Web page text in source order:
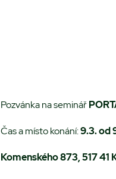
Pozvánka na seminář
Čas a místo konání:9.3. od
Komenského 873, 517 41